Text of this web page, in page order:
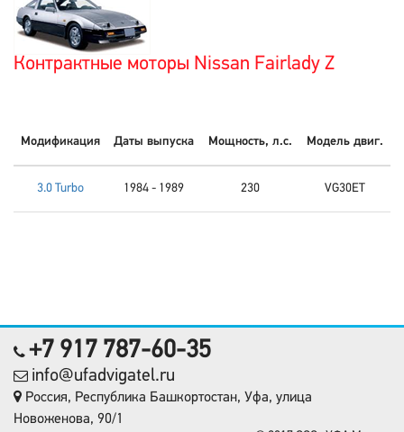
Контрактные моторы Nissan Fairlady Z
Модификация Даты выпуска Мощность, л.с. Модель двиг.
3.0 Turbo 1984 - 1989 230 VG30ET
+7 917 787-60-35
info@ufadvigatel.ru
Россия, Республика Башкортостан, Уфа, улица
Новоженова, 90/1